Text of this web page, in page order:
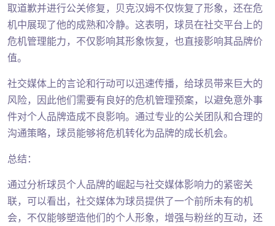
取道歉并进行公关修复，贝克汉姆不仅恢复了形象，还在危
机中展现了他的成熟和冷静。这表明，球员在社交平台上的
危机管理能力，不仅影响其形象恢复，也直接影响其品牌价
值。
社交媒体上的言论和行动可以迅速传播，给球员带来巨大的
风险，因此他们需要有良好的危机管理预案，以避免意外事
件对个人品牌造成不良影响。通过专业的公关团队和合理的
沟通策略，球员能够将危机转化为品牌的成长机会。
总结：
通过分析球员个人品牌的崛起与社交媒体影响力的紧密关
联，可以看出，社交媒体为球员提供了一个前所未有的机
会，不仅能够塑造他们的个人形象，增强与粉丝的互动，还